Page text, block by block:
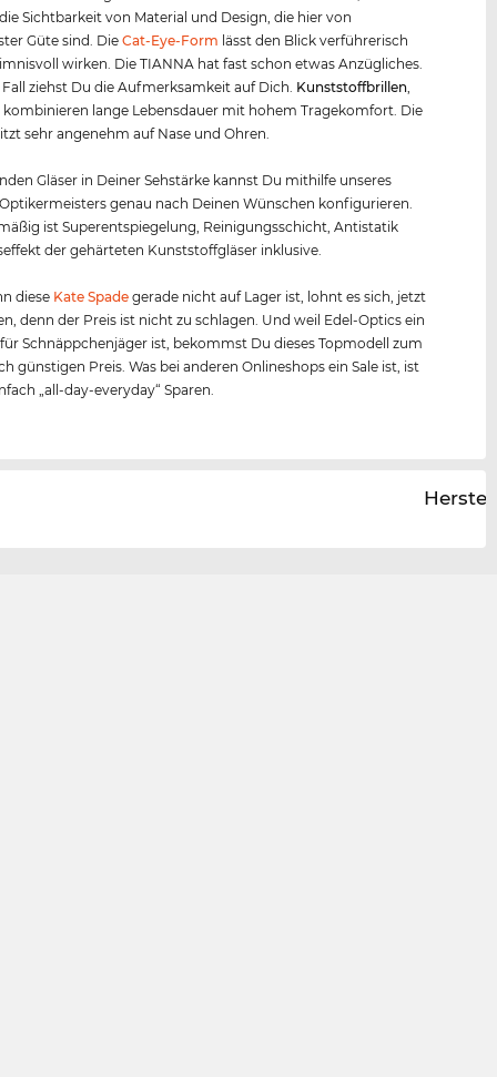
Sichtbarkeit von Material und Design, die hier von
Güte sind. DieCat-Eye-Form lässt den Blick verführerisch
wirken. Die TIANNA hat fast schon etwas Anzügliches.
ziehst Du die Aufmerksamkeit auf Dich. Kunststoffbrillen,
kombinieren lange Lebensdauer mit hohem Tragekomfort. Die
sehr angenehm auf Nase und Ohren.
Gläser in Deiner Sehstärke kannst Du mithilfe unseres
genau nach Deinen Wünschen konfigurieren.
ist Superentspiegelung, Reinigungsschicht, Antistatik
der gehärteten Kunststoffgläser inklusive.
diese Kate Spade gerade nicht auf Lager ist, lohnt es sich, jetzt
denn der Preis ist nicht zu schlagen. Und weil Edel-Optics ein
Schnäppchenjäger ist, bekommst Du dieses Topmodell zum
günstigen Preis. Was bei anderen Onlineshops ein Sale ist, ist
„all-day-everyday“ Sparen.